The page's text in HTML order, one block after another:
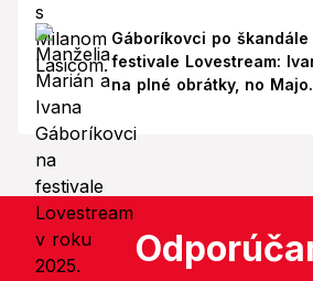
Gáboríkovci po
festivale Lovestream:
na plné obrátky, no